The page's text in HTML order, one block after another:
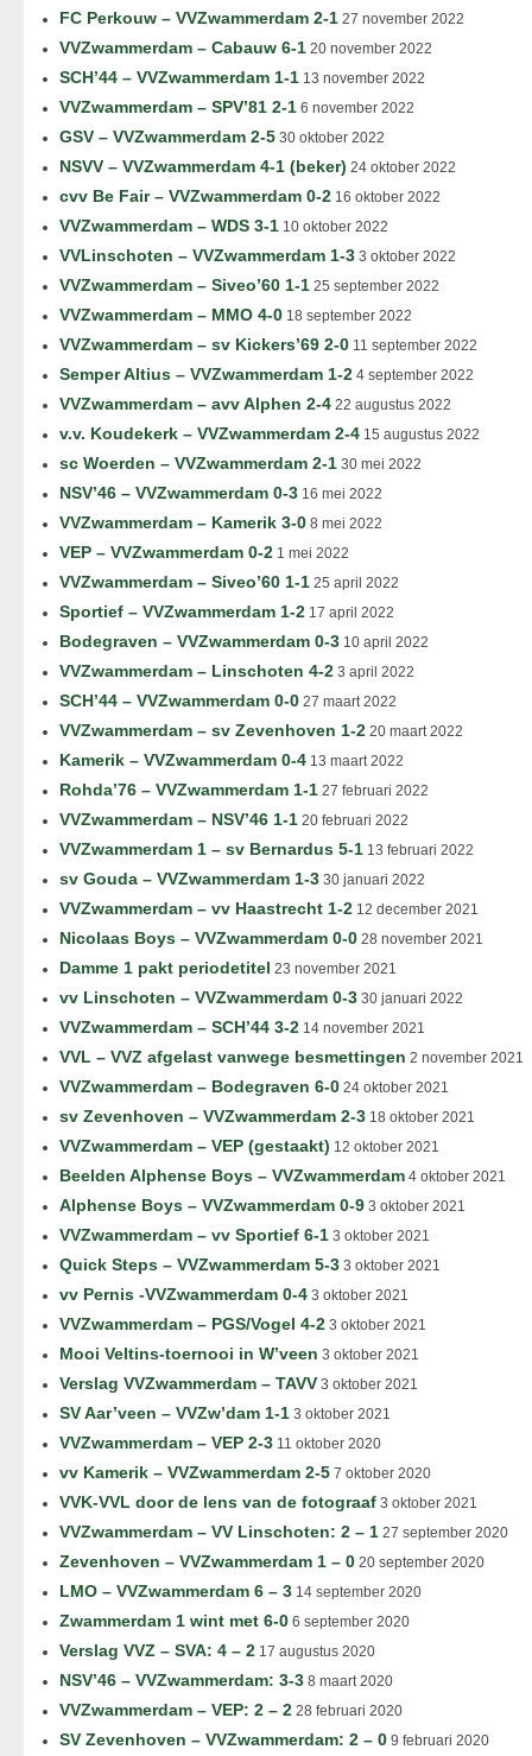
FC Perkouw – VVZwammerdam 2-1 27 november 2022
VVZwammerdam – Cabauw 6-1 20 november 2022
SCH’44 – VVZwammerdam 1-1 13 november 2022
VVZwammerdam – SPV’81 2-1 6 november 2022
GSV – VVZwammerdam 2-5 30 oktober 2022
NSVV – VVZwammerdam 4-1 (beker) 24 oktober 2022
cvv Be Fair – VVZwammerdam 0-2 16 oktober 2022
VVZwammerdam – WDS 3-1 10 oktober 2022
VVLinschoten – VVZwammerdam 1-3 3 oktober 2022
VVZwammerdam – Siveo’60 1-1 25 september 2022
VVZwammerdam – MMO 4-0 18 september 2022
VVZwammerdam – sv Kickers’69 2-0 11 september 2022
Semper Altius – VVZwammerdam 1-2 4 september 2022
VVZwammerdam – avv Alphen 2-4 22 augustus 2022
v.v. Koudekerk – VVZwammerdam 2-4 15 augustus 2022
sc Woerden – VVZwammerdam 2-1 30 mei 2022
NSV’46 – VVZwammerdam 0-3 16 mei 2022
VVZwammerdam – Kamerik 3-0 8 mei 2022
VEP – VVZwammerdam 0-2 1 mei 2022
VVZwammerdam – Siveo’60 1-1 25 april 2022
Sportief – VVZwammerdam 1-2 17 april 2022
Bodegraven – VVZwammerdam 0-3 10 april 2022
VVZwammerdam – Linschoten 4-2 3 april 2022
SCH’44 – VVZwammerdam 0-0 27 maart 2022
VVZwammerdam – sv Zevenhoven 1-2 20 maart 2022
Kamerik – VVZwammerdam 0-4 13 maart 2022
Rohda’76 – VVZwammerdam 1-1 27 februari 2022
VVZwammerdam – NSV’46 1-1 20 februari 2022
VVZwammerdam 1 – sv Bernardus 5-1 13 februari 2022
sv Gouda – VVZwammerdam 1-3 30 januari 2022
VVZwammerdam – vv Haastrecht 1-2 12 december 2021
Nicolaas Boys – VVZwammerdam 0-0 28 november 2021
Damme 1 pakt periodetitel 23 november 2021
vv Linschoten – VVZwammerdam 0-3 30 januari 2022
VVZwammerdam – SCH’44 3-2 14 november 2021
VVL – VVZ afgelast vanwege besmettingen 2 november 2021
VVZwammerdam – Bodegraven 6-0 24 oktober 2021
sv Zevenhoven – VVZwammerdam 2-3 18 oktober 2021
VVZwammerdam – VEP (gestaakt) 12 oktober 2021
Beelden Alphense Boys – VVZwammerdam 4 oktober 2021
Alphense Boys – VVZwammerdam 0-9 3 oktober 2021
VVZwammerdam – vv Sportief 6-1 3 oktober 2021
Quick Steps – VVZwammerdam 5-3 3 oktober 2021
vv Pernis -VVZwammerdam 0-4 3 oktober 2021
VVZwammerdam – PGS/Vogel 4-2 3 oktober 2021
Mooi Veltins-toernooi in W’veen 3 oktober 2021
Verslag VVZwammerdam – TAVV 3 oktober 2021
SV Aar’veen – VVZw’dam 1-1 3 oktober 2021
VVZwammerdam – VEP 2-3 11 oktober 2020
vv Kamerik – VVZwammerdam 2-5 7 oktober 2020
VVK-VVL door de lens van de fotograaf 3 oktober 2021
VVZwammerdam – VV Linschoten: 2 – 1 27 september 2020
Zevenhoven – VVZwammerdam 1 – 0 20 september 2020
LMO – VVZwammerdam 6 – 3 14 september 2020
Zwammerdam 1 wint met 6-0 6 september 2020
Verslag VVZ – SVA: 4 – 2 17 augustus 2020
NSV’46 – VVZwammerdam: 3-3 8 maart 2020
VVZwammerdam – VEP: 2 – 2 28 februari 2020
SV Zevenhoven – VVZwammerdam: 2 – 0 9 februari 2020